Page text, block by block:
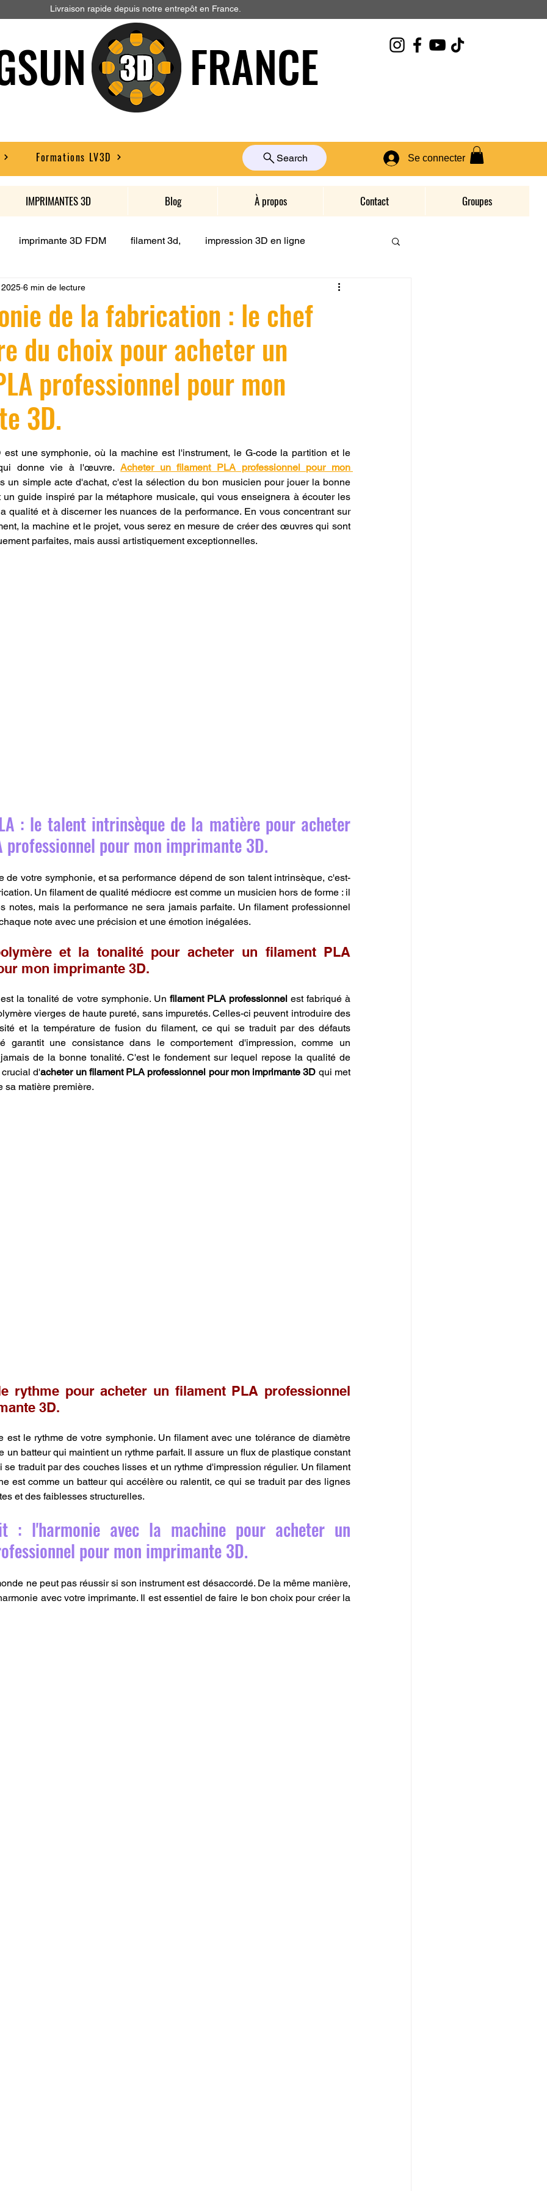
Livraison rapide depuis notre entrepôt en France.
FRANCE
Formations LV3D Se connecter
Search
IMPRIMANTES 3D Blog À propos Contact Groupes
imprimante 3D FDM filament 3d, impression 3D en ligne
Formation
l'impression 3D CPF impression 3D à la demande
une piece en 3D Filament PETG Filament ABS
fusion 360 Formation CREALITY PRINT
de la fabrication : le chef
du choix pour acheter un
professionnel pour mon
3D.
6 min de lecture
est une symphonie, où la machine est l'instrument, le G-code la partition et le
donne vie à l'œuvre. Acheter un filament PLA professionnel pour mon
un simple acte d'achat, c'est la sélection du bon musicien pour jouer la bonne
guide inspiré par la métaphore musicale, qui vous enseignera à écouter les
qualité et à discerner les nuances de la performance. En vous concentrant sur
la machine et le projet, vous serez en mesure de créer des œuvres qui sont
parfaites, mais aussi artistiquement exceptionnelles.
: le talent intrinsèque de la matière pour acheter
professionnel pour mon imprimante 3D.
de votre symphonie, et sa performance dépend de son talent intrinsèque, c'est-
Un filament de qualité médiocre est comme un musicien hors de forme : il
notes, mais la performance ne sera jamais parfaite. Un filament professionnel
note avec une précision et une émotion inégalées.
et la tonalité pour acheter un filament PLA
mon imprimante 3D.
la tonalité de votre symphonie. Un filament PLA professionnel est fabriqué à
vierges de haute pureté, sans impuretés. Celles-ci peuvent introduire des
et la température de fusion du filament, ce qui se traduit par des défauts
garantit une consistance dans le comportement d'impression, comme un
de la bonne tonalité. C'est le fondement sur lequel repose la qualité de
d'acheter un filament PLA professionnel pour mon imprimante 3D qui met
sa matière première.
rythme pour acheter un filament PLA professionnel
3D.
est le rythme de votre symphonie. Un filament avec une tolérance de diamètre
un batteur qui maintient un rythme parfait. Il assure un flux de plastique constant
se traduit par des couches lisses et un rythme d'impression régulier. Un filament
est comme un batteur qui accélère ou ralentit, ce qui se traduit par des lignes
et des faiblesses structurelles.
: l'harmonie avec la machine pour acheter un
pour mon imprimante 3D.
ne peut pas réussir si son instrument est désaccordé. De la même manière,
avec votre imprimante. Il est essentiel de faire le bon choix pour créer la